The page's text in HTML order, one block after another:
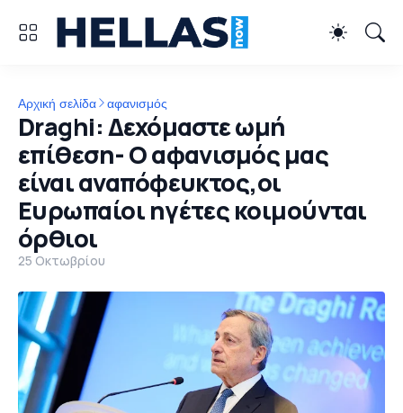
Αρχική σελίδα αφανισμός
Draghi: Δεχόμαστε ωμή
επίθεση- Ο αφανισμός μας
είναι αναπόφευκτος,οι
Ευρωπαίοι ηγέτες κοιμούνται
όρθιοι
25 Οκτωβρίου